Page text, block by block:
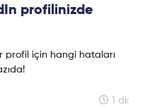
profilinizde
profil için hangi hataları
1 dk